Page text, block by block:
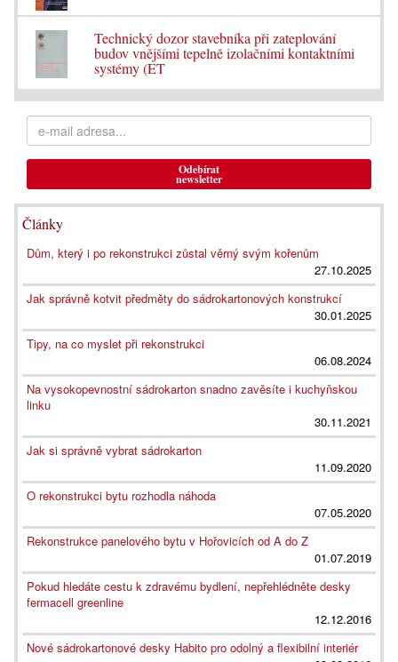
Technický dozor stavebníka při zateplování
budov vnějšími tepelně izolačními kontaktními
systémy (ET
Odebírat
newsletter
Články
Dům, který i po rekonstrukci zůstal věrný svým kořenům
27.10.2025
Jak správně kotvit předměty do sádrokartonových konstrukcí
30.01.2025
Tipy, na co myslet při rekonstrukci
06.08.2024
Na vysokopevnostní sádrokarton snadno zavěsíte i kuchyňskou
linku
30.11.2021
Jak si správně vybrat sádrokarton
11.09.2020
O rekonstrukci bytu rozhodla náhoda
07.05.2020
Rekonstrukce panelového bytu v Hořovicích od A do Z
01.07.2019
Pokud hledáte cestu k zdravému bydlení, nepřehlédněte desky
fermacell greenline
12.12.2016
Nové sádrokartonové desky Habito pro odolný a flexibilní interiér